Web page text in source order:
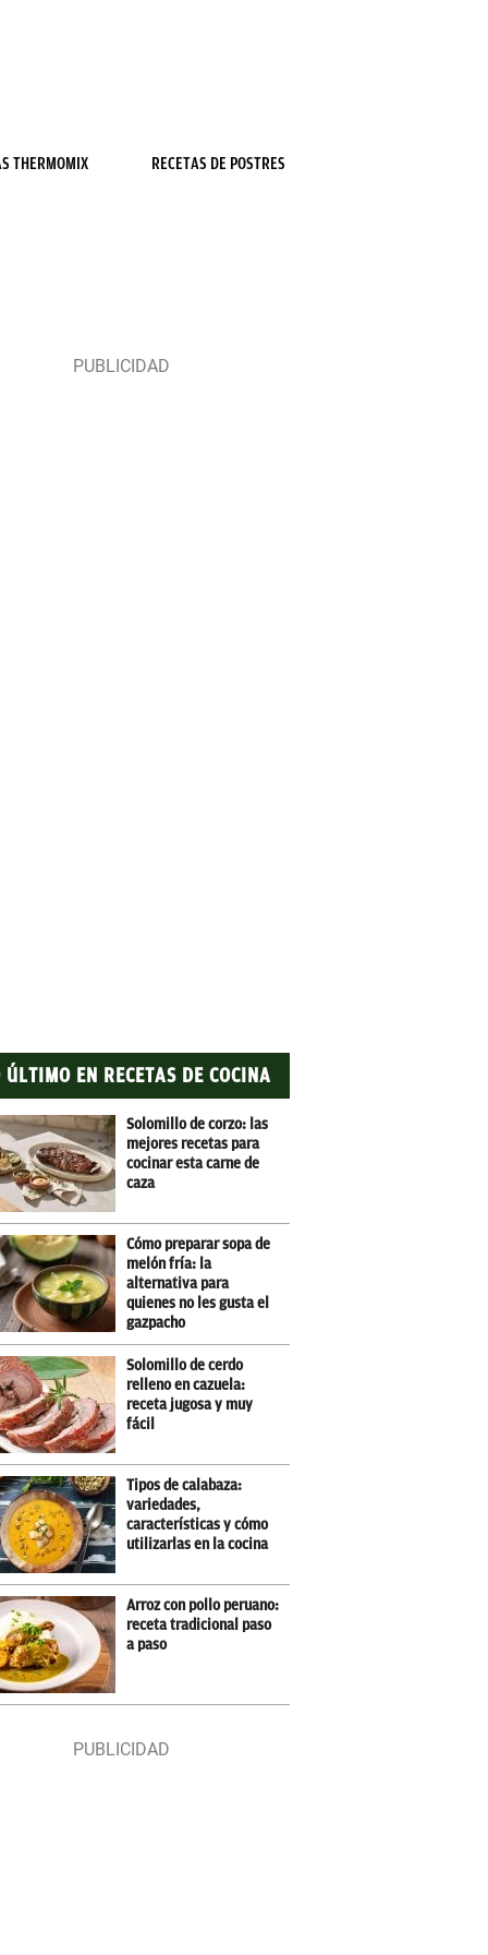
THERMOMIX RECETAS DE POSTRES
ÚLTIMO EN RECETAS DE COCINA
Solomillo de corzo: las
mejores recetas para
cocinar esta carne de
caza
Cómo preparar sopa de
melón fría: la
alternativa para
quienes no les gusta el
gazpacho
Solomillo de cerdo
relleno en cazuela:
receta jugosa y muy
fácil
Tipos de calabaza:
variedades,
características y cómo
utilizarlas en la cocina
Arroz con pollo peruano:
receta tradicional paso
a paso